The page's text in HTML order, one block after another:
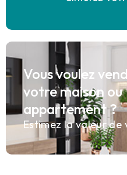
Vous voulez
votre maison ou
appartement ?
Estimez la valeur de